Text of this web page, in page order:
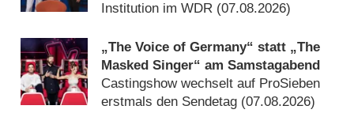
Institution im WDR (07.08.2026)
„The Voice of Germany“ statt „The
Masked Singer“ am Samstagabend
Castingshow wechselt auf ProSieben
erstmals den Sendetag (07.08.2026)